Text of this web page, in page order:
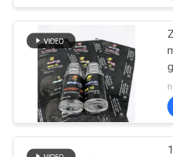
FABRIEKSREIS
CONTACTEER
ONS
Etiketten